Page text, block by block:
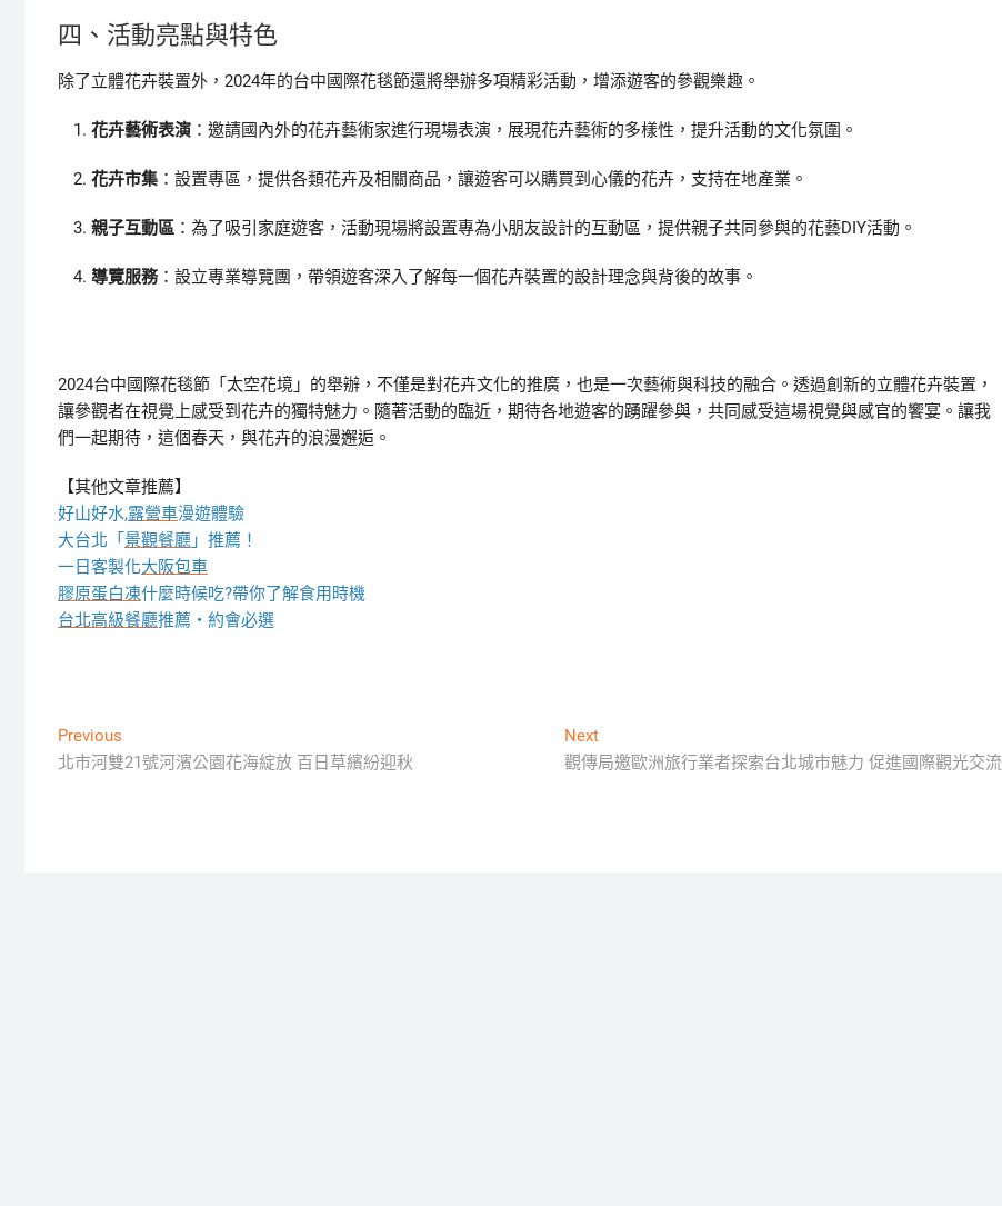
四、活動亮點與特色
除了立體花卉裝置外，2024年的台中國際花毯節還將舉辦多項精彩活動，增添遊客的參觀樂趣。
花卉藝術表演 ：邀請國內外的花卉藝術家進行現場表演，展現花卉藝術的多樣性，提升活動的文化氛圍。
花卉市集 ：設置專區，提供各類花卉及相關商品，讓遊客可以購買到心儀的花卉，支持在地產業。
親子互動區 ：為了吸引家庭遊客，活動現場將設置專為小朋友設計的互動區，提供親子共同參與的花藝DIY活動。
導覽服務：設立專業導覽團，帶領遊客深入了解每一個花卉裝置的設計理念與背後的故事。
2024台中國際花毯節「太空花境」的舉辦，不僅是對花卉文化的推廣，也是一次藝術與科技的融合。透過創新的立體花卉裝置，
讓參觀者在視覺上感受到花卉的獨特魅力。隨著活動的臨近，期待各地遊客的踴躍參與，共同感受這場視覺與感官的饗宴。讓我
們一起期待，這個春天，與花卉的浪漫邂逅。
【其他文章推薦】
好山好水,露營車漫遊體驗
大台北「 景觀餐廳 」推薦！
一日客製化大阪包車
膠原蛋白凍什麼時候吃?帶你了解食用時機
台北高級餐廳推薦・約會必選
文
章
Previous
post:
北市河雙21號河濱公園花海綻放 百日草繽紛迎秋
NextNext
post:
觀傳局邀歐洲旅行業者探索台北城市魅力 促進國際觀光交流